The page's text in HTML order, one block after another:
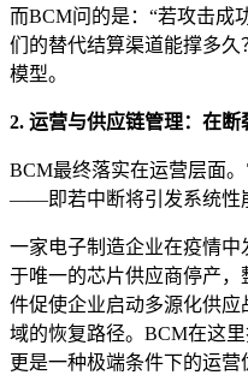
而BCM问的是：“若攻击成
们的替代结算渠道能撑多
模型。
2. 运营与供应链管理：在断
BCM最终落实在运营层面
——即若中断将引发系统性
一家电子制造企业在疫情
于唯一的芯片供应商停产
件促使企业启动多源化供
域的恢复路径。BCM在这
更是一种极端条件下的运营